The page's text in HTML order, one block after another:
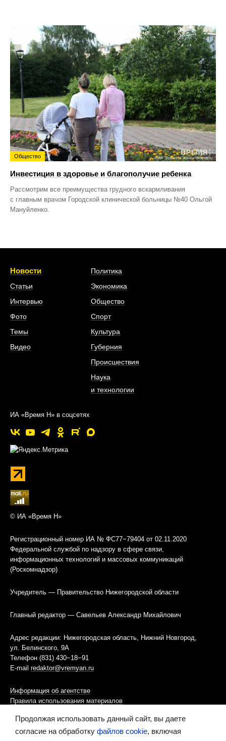
Общество
Инвестиция в здоровье и благополучие ребенка
Рассмотрим все преимущества грудного вскармливания
с главным врачом Городской клинической больницы №40 Ольгой
Мануйленко.
Новости
Статьи
Интервью
Фото
Темы
Видео
Политика
Экономика
Общество
Спорт
Культура
Губерния
Происшествия
Наука
и технологии
ИА «Время Н» в соцсетях
© ИА «Время Н»
Регистрационный номер ИА № ФС77−79404 от 02.11.2020
Федеральной службой по надзору в сфере связи,
информационных технологий и массовых коммуникаций
(Роскомнадзор)
Учредитель — Правительство Нижегородской области
Главный редактор — Савельев Александр Михайлович
Адрес редакции: Нижегородская область, Нижний Новгород,
ул. Белинского, 9А
Телефон (831) 430−18−91
E-mail redaktor@vremyan.ru
Информация об агентстве
Правила использования материалов
Информационная политика использования «cookies»-файлов
Продолжая использовать данный сайт, вы даете
согласие на обработку файлов cookie, включая